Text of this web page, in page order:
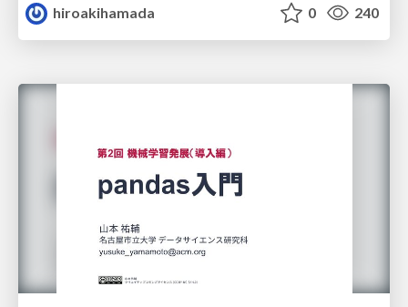
hiroakihamada
0 240